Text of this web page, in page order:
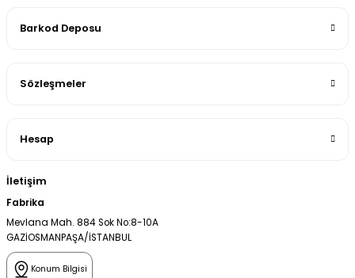
Barkod Deposu
Sözleşmeler
Hesap
İletişim
Fabrika
Mevlana Mah. 884 Sok No:8-10A
GAZİOSMANPAŞA/İSTANBUL
Konum Bilgisi